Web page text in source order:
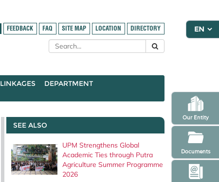
Our Entity
Documents
FEEDBACK FAQ SITE MAP LOCATION DIRECTORY
LINKAGES
DEPARTMENT
SEE ALSO
UPM Strengthens Global
Academic Ties through Putra
Agriculture Summer Programme
2026